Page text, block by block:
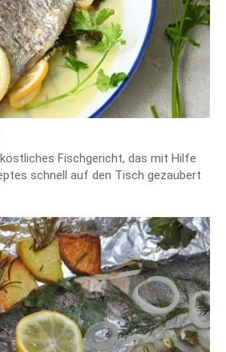
Fischgericht, das mit Hilfe
schnell auf den Tisch gezaubert